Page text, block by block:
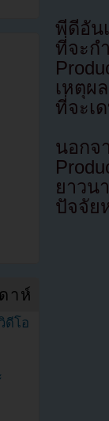
พีดีอัน
ที่จะ
เหตุผ
ที่จะเ
นอกจ
ยาวน
ปัจจัย
าห์
ดีโอ